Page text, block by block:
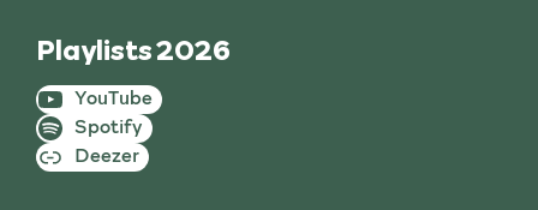
Playlists 2026
YouTube
Spotify
Deezer